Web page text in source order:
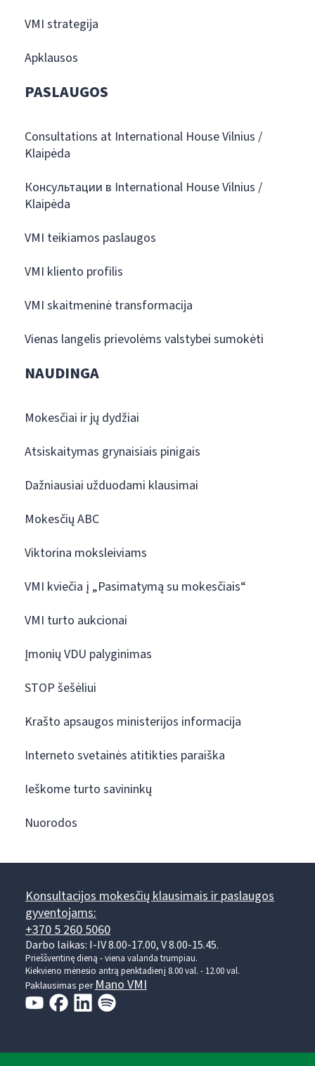
VMI strategija
Apklausos
PASLAUGOS
Consultations at International House Vilnius /
Klaipėda
Консультации в International House Vilnius /
Klaipėda
VMI teikiamos paslaugos
VMI kliento profilis
VMI skaitmeninė transformacija
Vienas langelis prievolėms valstybei sumokėti
NAUDINGA
Mokesčiai ir jų dydžiai
Atsiskaitymas grynaisiais pinigais
Dažniausiai užduodami klausimai
Mokesčių ABC
Viktorina moksleiviams
VMI kviečia į „Pasimatymą su mokesčiais“
VMI turto aukcionai
Įmonių VDU palyginimas
STOP šešėliui
Krašto apsaugos ministerijos informacija
Interneto svetainės atitikties paraiška
Ieškome turto savininkų
Nuorodos
Konsultacijos mokesčių klausimais ir paslaugos
gyventojams:
+370 5 260 5060
Darbo laikas: I-IV 8.00-17.00, V 8.00-15.45.
Prieššventinę dieną - viena valanda trumpiau.
Kiekvieno mėnesio antrą penktadienį 8.00 val. - 12.00 val.
Paklausimas perMano VMI